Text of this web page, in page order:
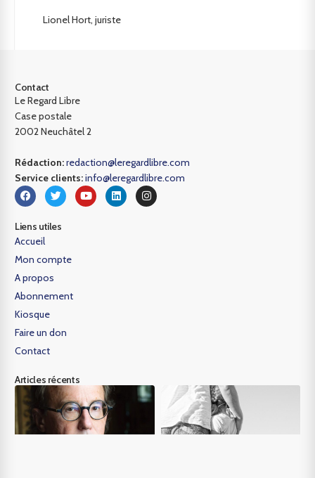
Lionel Hort, juriste
Contact
Le Regard Libre
Case postale
2002 Neuchâtel 2
Rédaction:redaction@leregardlibre.com
Service clients:info@leregardlibre.com
Liens utiles
Accueil
Mon compte
A propos
Abonnement
Kiosque
Faire un don
Contact
Articles récents